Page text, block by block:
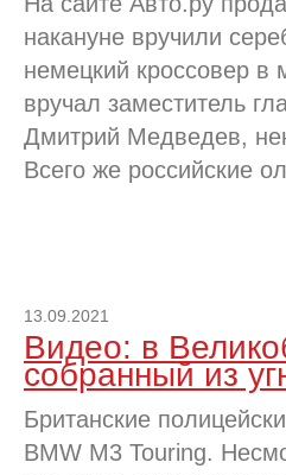
накануне вручили
немецкий кроссовер в
вручал заместитель
Дмитрий Медведев,
Всего же российские
13.09.2021
Видео: в
собранный из
Британские
BMW M3 Touring.